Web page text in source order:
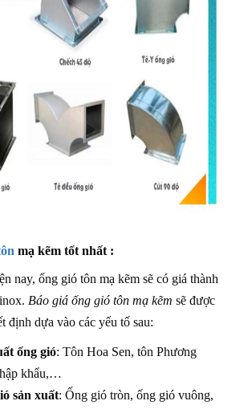
mạ kẽm tốt nhất :
nay, ống gió tôn mạ kẽm sẽ có giá thành
Báo giá ống gió tôn mạ kẽm sẽ được
định dựa vào các yếu tố sau:
ống gió: Tôn Hoa Sen, tôn Phương
khẩu,…
sản xuất: Ống gió tròn, ống gió vuông,